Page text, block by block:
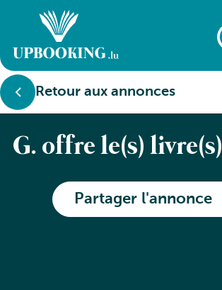
Retour aux annonces
G. offre le(s) livre(s)
Partager l'annonce